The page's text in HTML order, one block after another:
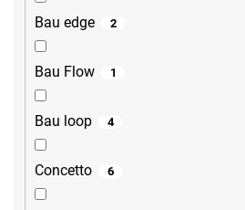
Bau edge 2
Bau Flow 1
Bau loop 4
Concetto 6